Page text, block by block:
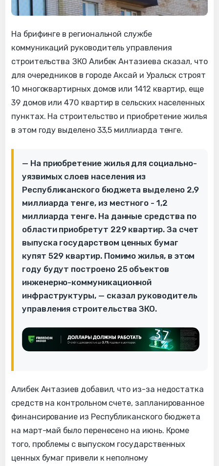
На брифинге в региональной службе
коммуникаций руководитель управления
строительства ЗКО Алибек Антазиева сказал, что
для очередников в городе Аксай и Уральск строят
10 многоквартирных домов или 1412 квартир, еще
39 домов или 470 квартир в сельских населенных
пунктах. На строительство и приобретение жилья
в этом году выделено 33,5 миллиарда тенге.
— На приобретение жилья для социально-
уязвимых слоев населения из
Республиканского бюджета выделено 2,9
миллиарда тенге, из местного - 1,2
миллиарда тенге. На данные средства по
области приобретут 229 квартир. За счет
выпуска государством ценных бумаг
купят 529 квартир. Помимо жилья, в этом
году будут построено 25 объектов
инженерно-коммуникационной
инфраструктуры, — сказал руководитель
управления строительства ЗКО.
Алибек Антазиев добавил, что из-за недостатка
средств на контрольном счете, запланированное
финансирование из Республиканского бюджета
на март-май было перенесено на июнь. Кроме
того, проблемы с выпуском государственных
ценных бумаг привели к неполному